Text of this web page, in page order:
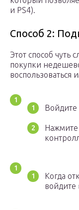
и PS4).
Способ 2:
Этот способ чуть
покупки
воспользоваться
Войдите
Когда
войдите